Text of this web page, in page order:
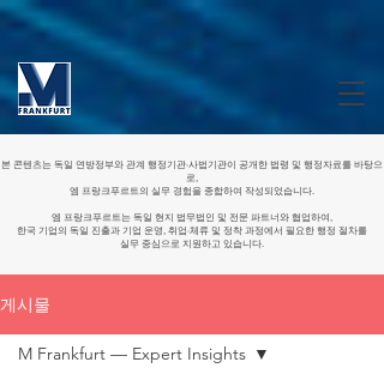
본 콘텐츠는 독일 연방정부와 관계 행정기관·사법기관이 공개한 법령 및 행정자료를 바탕으
로,
엠 프랑크푸르트의 실무 경험을 종합하여 작성되었습니다.
엠 프랑크푸르트는 독일 현지 법무법인 및 전문 파트너와 협업하여,
한국 기업의 독일 진출과 기업 운영, 취업·체류 및 정착 과정에서 필요한 행정 절차를
실무 중심으로 지원하고 있습니다.
게시물
M Frankfurt — Expert Insights